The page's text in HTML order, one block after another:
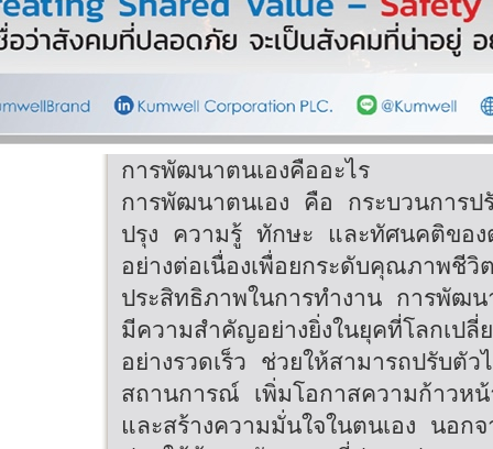
การพัฒนาตนเองคืออะไร
การพัฒนาตนเอง คือ กระบวนการป
ปรุง ความรู้ ทักษะ และทัศนคติของ
อย่างต่อเนื่องเพื่อยกระดับคุณภาพชี
ประสิทธิภาพในการทำงาน การพัฒน
มีความสำคัญอย่างยิ่งในยุคที่โลกเปลี่
อย่างรวดเร็ว ช่วยให้สามารถปรับตัว
สถานการณ์ เพิ่มโอกาสความก้าวห
และสร้างความมั่นใจในตนเอง นอก